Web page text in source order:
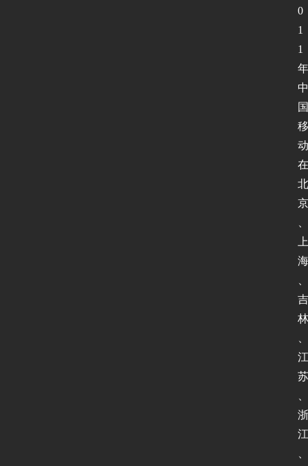
0
1
1
年
中
国
移
动
在
北
京
上
海
吉
林
江
苏
浙
江